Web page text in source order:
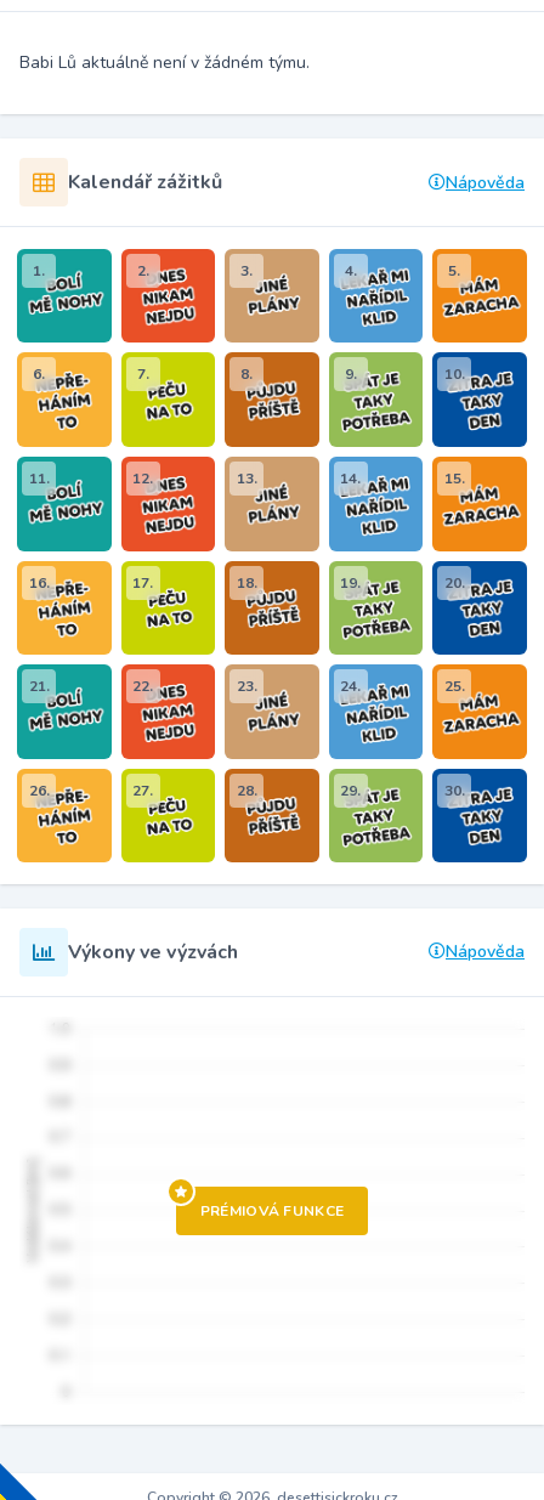
Babi Lů aktuálně není v žádném týmu.
Kalendář zážitků Nápověda
1. 2. 3. 4. 5.
6. 7. 8. 9. 10.
11. 12. 13. 14. 15.
16. 17. 18. 19. 20.
21. 22. 23. 24. 25.
26. 27. 28. 29. 30.
Výkony ve výzvách Nápověda
PRÉMIOVÁ FUNKCE